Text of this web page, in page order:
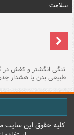
سلامت
تنگی انگشتر و کفش در
طبیعی بدن یا هشدار
کليه حقوق اين سايت